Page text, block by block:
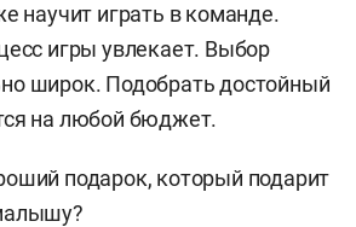
научит играть в команде.
игры увлекает. Выбор
широк. Подобрать достойный
на любой бюджет.
подарок, который подарит